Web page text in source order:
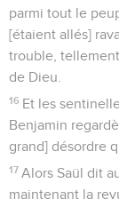
parmi tout le
[étaient allés]
trouble,
de Dieu.
16 Et les
Benjamin
grand] désordre
17 Alors Saül dit
maintenant la